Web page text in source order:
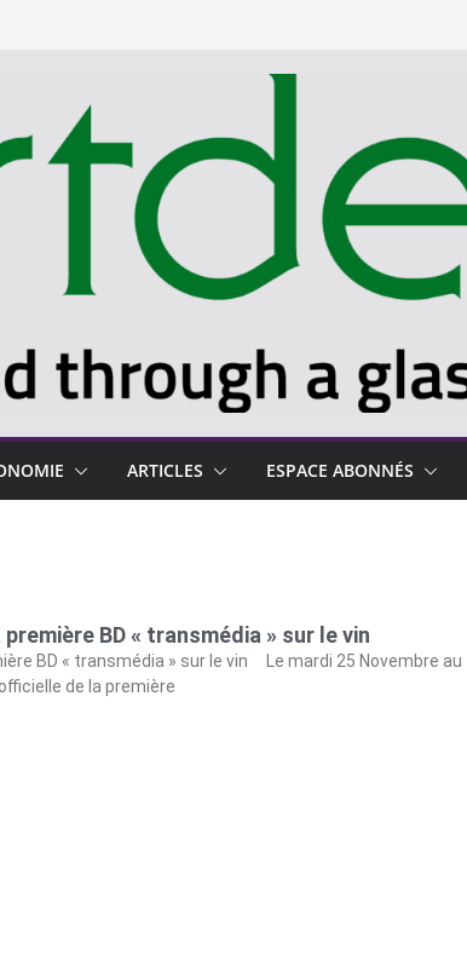
ARTICLES ESPACE ABONNÉS
BD « transmédia » sur le vin
BD « transmédia » sur le vin Le mardi 25 Novembre au
de la première